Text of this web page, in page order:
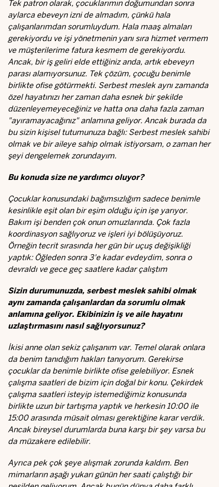
Tek patron olarak, çocuklarımın doğumundan sonra
aylarca ebeveyn izni de almadım, çünkü hala
çalışanlarımdan sorumluydum. Hala maaş almaları
gerekiyordu ve işi yönetmenin yanı sıra hizmet vermem
ve müşterilerime fatura kesmem de gerekiyordu.
Ancak, bir iş geliri elde ettiğiniz anda, artık ebeveyn
parası alamıyorsunuz. Tek çözüm, çocuğu benimle
birlikte ofise götürmekti. Serbest meslek aynı zamanda
özel hayatınızı her zaman daha esnek bir şekilde
düzenleyemeyeceğiniz ve hatta ona daha fazla zaman
"ayıramayacağınız" anlamına geliyor. Ancak burada da
bu sizin kişisel tutumunuza bağlı: Serbest meslek sahibi
olmak ve bir aileye sahip olmak istiyorsam, o zaman her
şeyi dengelemek zorundayım.
Bu konuda size ne yardımcı oluyor?
Çocuklar konusundaki bağımsızlığım sadece benimle
kesinlikle eşit olan bir eşim olduğu için işe yarıyor.
Bakım işi benden çok onun omuzlarında. Çok fazla
koordinasyon sağlıyoruz ve işleri iyi bölüşüyoruz.
Örneğin tecrit sırasında her gün bir uçuş değişikliği
yaptık: Öğleden sonra 3'e kadar evdeydim, sonra o
devraldı ve gece geç saatlere kadar çalıştım
Sizin durumunuzda, serbest meslek sahibi olmak
aynı zamanda çalışanlardan da sorumlu olmak
anlamına geliyor. Ekibinizin iş ve aile hayatını
uzlaştırmasını nasıl sağlıyorsunuz?
İkisi anne olan sekiz çalışanım var. Temel olarak onlara
da benim tanıdığım hakları tanıyorum. Gerekirse
çocuklar da benimle birlikte ofise gelebiliyor. Esnek
çalışma saatleri de bizim için doğal bir konu. Çekirdek
çalışma saatleri isteyip istemediğimiz konusunda
birlikte uzun bir tartışma yaptık ve herkesin 10:00 ile
15:00 arasında müsait olması gerektiğine karar verdik.
Ancak bireysel durumlarda buna karşı bir şey varsa bu
da müzakere edilebilir.
Ayrıca pek çok şeye alışmak zorunda kaldım. Ben
mimarların aşağı yukarı günün her saati çalıştığı bir